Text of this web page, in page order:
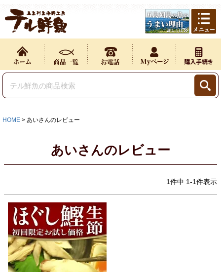
HOME あいさんのレビュー
あいさんのレビュー
1件中 1-1件表示